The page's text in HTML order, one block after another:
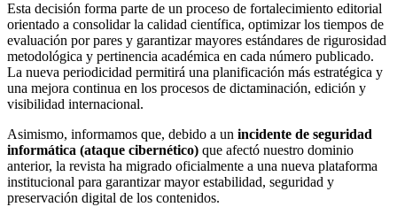
Esta decisión forma parte de un proceso de fortalecimiento editorial
orientado a consolidar la calidad científica, optimizar los tiempos de
evaluación por pares y garantizar mayores estándares de rigurosidad
metodológica y pertinencia académica en cada número publicado.
La nueva periodicidad permitirá una planificación más estratégica y
una mejora continua en los procesos de dictaminación, edición y
visibilidad internacional.
Asimismo, informamos que, debido a un incidente de seguridad
informática (ataque cibernético) que afectó nuestro dominio
anterior, la revista ha migrado oficialmente a una nueva plataforma
institucional para garantizar mayor estabilidad, seguridad y
preservación digital de los contenidos.